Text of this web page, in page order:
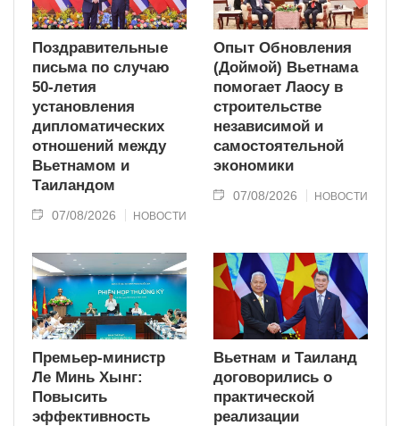
Поздравительные
письма по случаю
50-летия
установления
дипломатических
отношений между
Вьетнамом и
Таиландом
07/08/2026 НОВОСТИ
Опыт Обновления
(Доймой) Вьетнама
помогает Лаосу в
строительстве
независимой и
самостоятельной
экономики
07/08/2026 НОВОСТИ
Премьер-министр
Ле Минь Хынг:
Повысить
эффективность
Вьетнам и Таиланд
договорились о
практической
реализации